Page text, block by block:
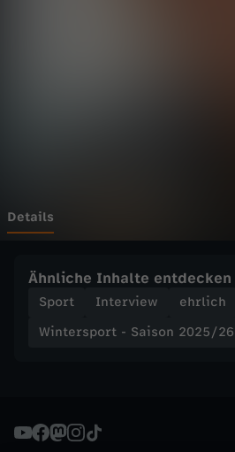
S
i
n
Details
Ähnliche Inhalte entdecken
Sport Interview
ehrlich
Wintersport - Saison 2025/26